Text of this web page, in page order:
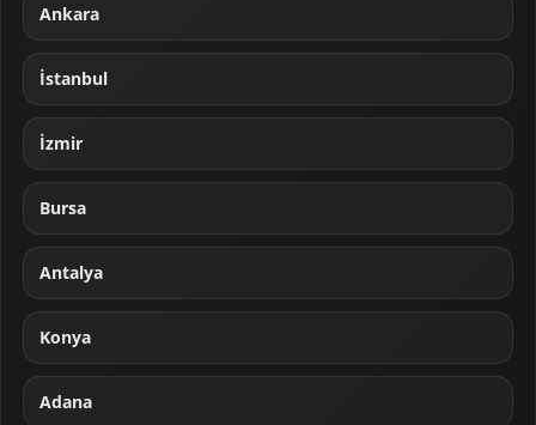
Ankara
İstanbul
İzmir
Bursa
Antalya
Konya
Adana